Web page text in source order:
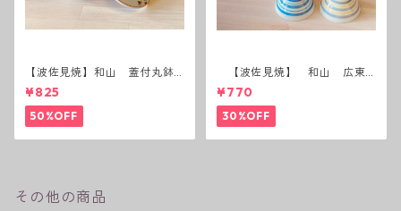
【波佐見焼】和山 蓋付丸鉢
(花絵)
¥825
50%OFF
【波佐見焼】 和山 広東
碗 二色ボーダー 全6パター
ン
¥770
30%OFF
その他の商品